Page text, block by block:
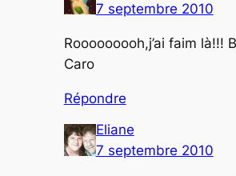
7 septembre 2010
Rooooooooh,j’ai faim là!!!
Caro
Répondre
Eliane
7 septembre 2010